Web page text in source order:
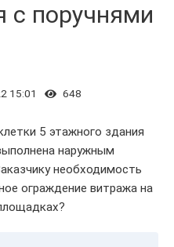
с поручнями
15:01 648
5 этажного здания
наружным
необходимость
ограждение витража на